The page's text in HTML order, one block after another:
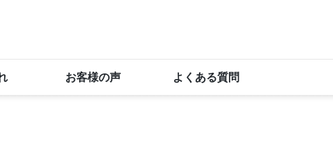
お客様の声 よくある質問